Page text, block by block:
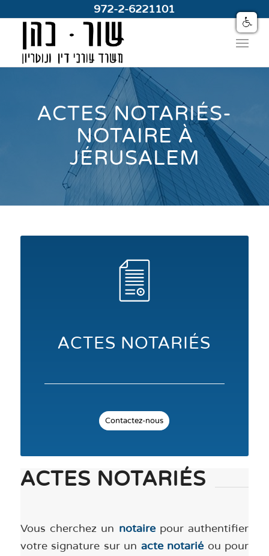
972-2-6221101
ACTES NOTARIÉS-
NOTAIRE À
JÉRUSALEM
ACTES NOTARIÉS
Contactez-nous
ACTES NOTARIÉS
Vous cherchez un notairepour authentifier
votre signature sur un acte notariéou pour